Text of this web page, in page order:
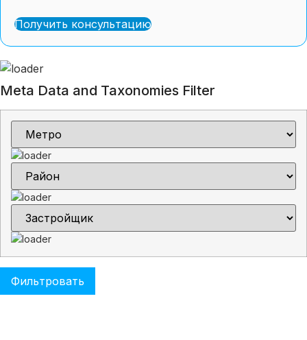
Получить консультацию
Meta Data and Taxonomies Filter